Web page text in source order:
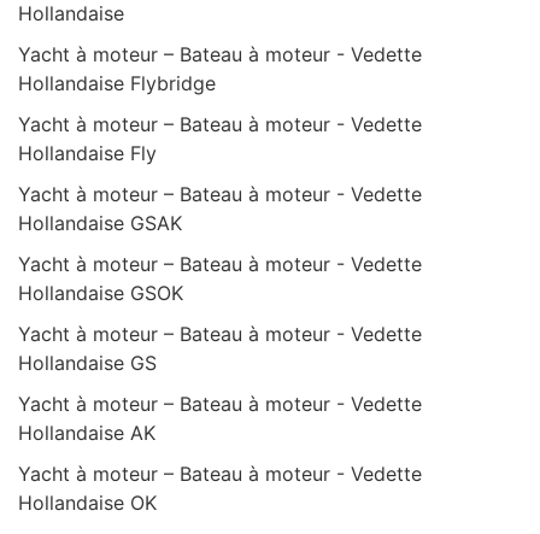
Hollandaise
Yacht à moteur – Bateau à moteur - Vedette
Hollandaise Flybridge
Yacht à moteur – Bateau à moteur - Vedette
Hollandaise Fly
Yacht à moteur – Bateau à moteur - Vedette
Hollandaise GSAK
Yacht à moteur – Bateau à moteur - Vedette
Hollandaise GSOK
Yacht à moteur – Bateau à moteur - Vedette
Hollandaise GS
Yacht à moteur – Bateau à moteur - Vedette
Hollandaise AK
Yacht à moteur – Bateau à moteur - Vedette
Hollandaise OK